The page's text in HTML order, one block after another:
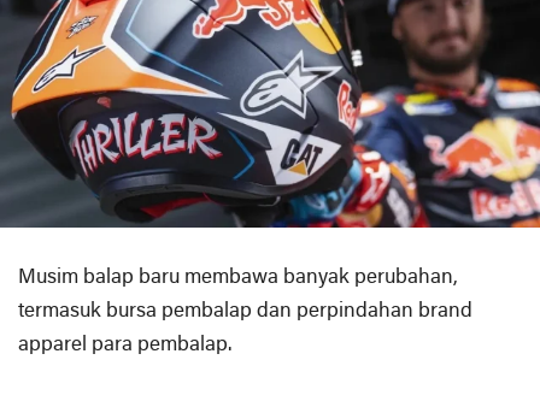
Musim balap baru membawa banyak perubahan,
termasuk bursa pembalap dan perpindahan brand
apparel para pembalap.